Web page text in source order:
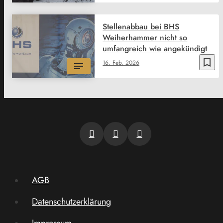
bookmark_border
16. Feb. 2026
Stellenabbau bei BHS
Weiherhammer nicht so
umfangreich wie angekündigt
AGB
Datenschutzerklärung